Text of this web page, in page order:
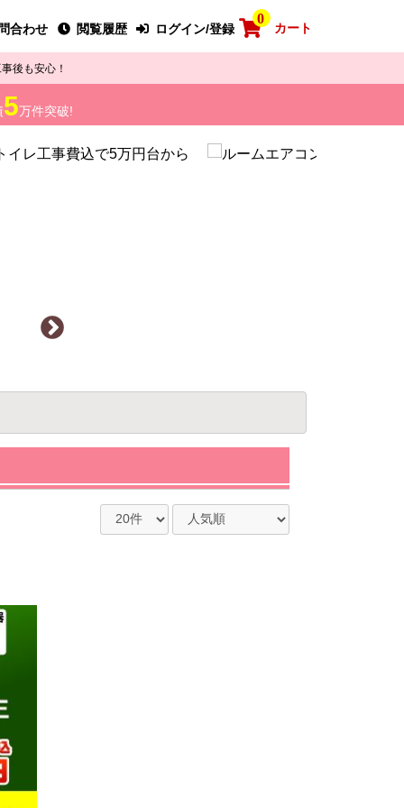
合わせ 閲覧履歴 ログイン/登録
0
カート
後も安心！
5万件突破!